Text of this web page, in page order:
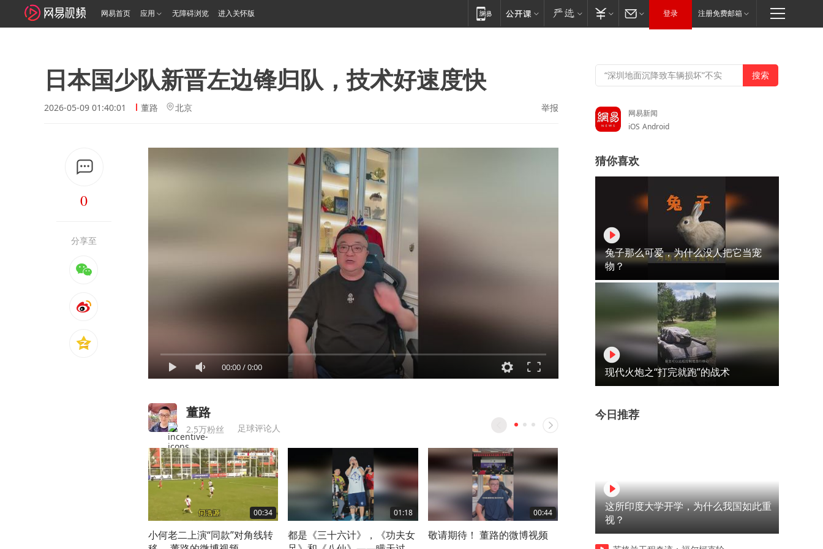
网易首页 应用 无障碍浏览 进入关怀版 登录 注册免费邮箱
日本国少队新晋左边锋归队，技术好速度快
2026-05-09 01:40:01 董路 北京 举报
0
分享至
00:00/0:00
董路
2.5万粉丝 足球评论人
00:34
小何老二上演“同款”对角线转
01:18
都是《三十六计》，《功夫女
00:44
敬请期待！ 董路的微博视频
00:48
上海vs河床 老二点射（视频素
大球这兄弟是真有点东西 董
网易新闻
iOS Android
猜你喜欢
兔子那么可爱，为什么没人把它当宠
物？
现代火炮之“打完就跑”的战术
今日推荐
这所印度大学开学，为什么我国如此重
视？